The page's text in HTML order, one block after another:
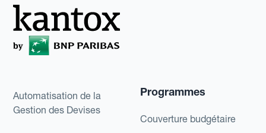
Automatisation de la
Gestion des Devises
Programmes
Couverture budgétaire